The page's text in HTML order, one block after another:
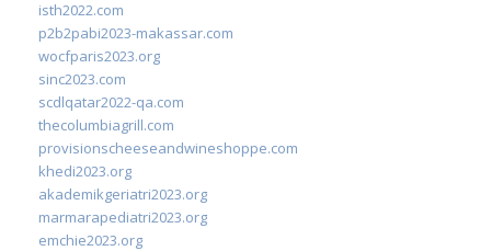
isth2022.com
p2b2pabi2023-makassar.com
wocfparis2023.org
sinc2023.com
scdlqatar2022-qa.com
thecolumbiagrill.com
provisionscheeseandwineshoppe.com
khedi2023.org
akademikgeriatri2023.org
marmarapediatri2023.org
emchie2023.org